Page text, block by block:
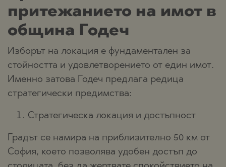
притежанието на имот в
община Годеч
Изборът на локация е фундаментален за
стойността и удовлетворението от един имот.
Именно затова Годеч предлага редица
стратегически предимства:
Стратегическа локация и достъпност
Градът се намира на приблизително 50 км от
София, което позволява удобен достъп до